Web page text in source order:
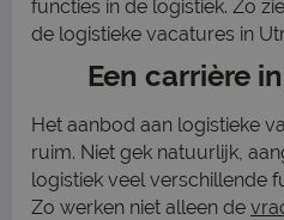
functies in de logistiek. Zo
de logistieke vacatures in
Een carrière
Het aanbod aan logistieke
ruim. Niet gek natuurlijk,
logistiek veel verschillende
Zo werken niet alleen de